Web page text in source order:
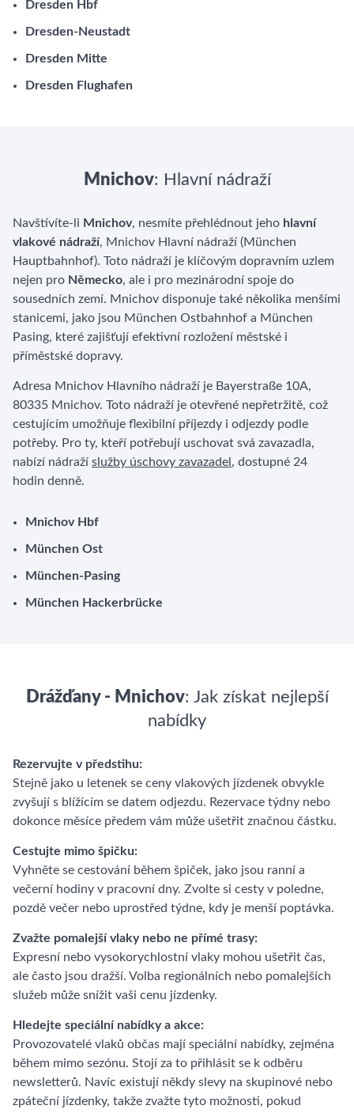
Dresden Hbf
Dresden-Neustadt
Dresden Mitte
Dresden Flughafen
Mnichov: Hlavní nádraží
Navštívíte-li Mnichov, nesmíte přehlédnout jeho hlavní
vlakové nádraží, Mnichov Hlavní nádraží (München
Hauptbahnhof). Toto nádraží je klíčovým dopravním uzlem
nejen pro Německo, ale i pro mezinárodní spoje do
sousedních zemí. Mnichov disponuje také několika menšími
stanicemi, jako jsou München Ostbahnhof a München
Pasing, které zajišťují efektivní rozložení městské i
příměstské dopravy.
Adresa Mnichov Hlavního nádraží je Bayerstraße 10A,
80335 Mnichov. Toto nádraží je otevřené nepřetržitě, což
cestujícím umožňuje flexibilní příjezdy i odjezdy podle
potřeby. Pro ty, kteří potřebují uschovat svá zavazadla,
nabízí nádraží služby úschovy zavazadel , dostupné 24
hodin denně.
Mnichov Hbf
München Ost
München-Pasing
München Hackerbrücke
Drážďany - Mnichov: Jak získat nejlepší
nabídky
Rezervujte v předstihu:
Stejně jako u letenek se ceny vlakových jízdenek obvykle
zvyšují s blížícím se datem odjezdu. Rezervace týdny nebo
dokonce měsíce předem vám může ušetřit značnou částku.
Cestujte mimo špičku:
Vyhněte se cestování během špiček, jako jsou ranní a
večerní hodiny v pracovní dny. Zvolte si cesty v poledne,
pozdě večer nebo uprostřed týdne, kdy je menší poptávka.
Zvažte pomalejší vlaky nebo ne přímé trasy:
Expresní nebo vysokorychlostní vlaky mohou ušetřit čas,
ale často jsou dražší. Volba regionálních nebo pomalejších
služeb může snížit vaši cenu jízdenky.
Hledejte speciální nabídky a akce:
Provozovatelé vlaků občas mají speciální nabídky, zejména
během mimo sezónu. Stojí za to přihlásit se k odběru
newsletterů. Navíc existují někdy slevy na skupinové nebo
zpáteční jízdenky, takže zvažte tyto možnosti, pokud